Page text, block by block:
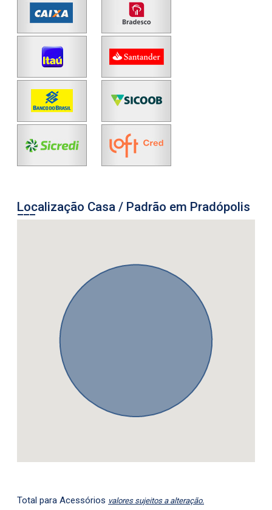
Localização Casa / Padrão em Pradópolis
Total para Acessórios valores sujeitos a alteração.